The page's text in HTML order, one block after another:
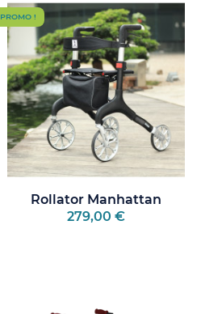
Rollator Manhattan
279,00 €
PROMO !